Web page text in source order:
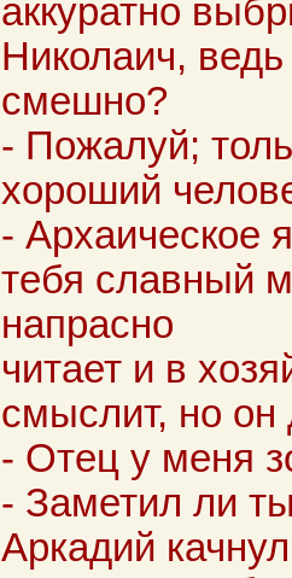
аккуратно
Николаич, ведь
смешно?
- Пожалуй;
хороший
- Архаическое
тебя славный
напрасно
читает и в
смыслит, но он
- Отец у меня
- Заметил ли
Аркадий